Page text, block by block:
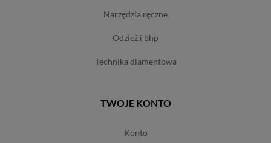
narzędzia ręczne
odzież i bhp
technika diamentowa
TWOJE KONTO
konto